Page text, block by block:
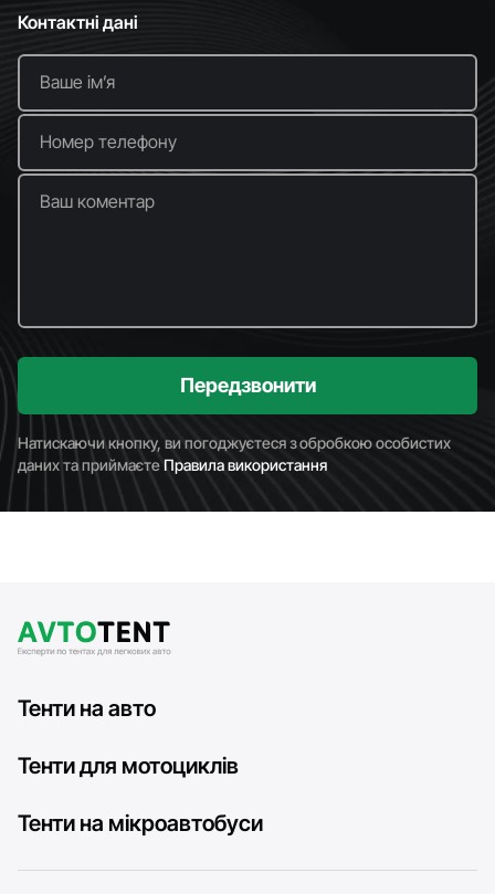
Контактні дані
Ваше імʼя
Номер телефону
Ваш коментар
Передзвонити
Натискаючи кнопку, ви погоджуєтеся з обробкою особистих
даних та приймаєтеПравила використання
Тенти на авто
Тенти для мотоциклів
Тенти на мікроавтобуси